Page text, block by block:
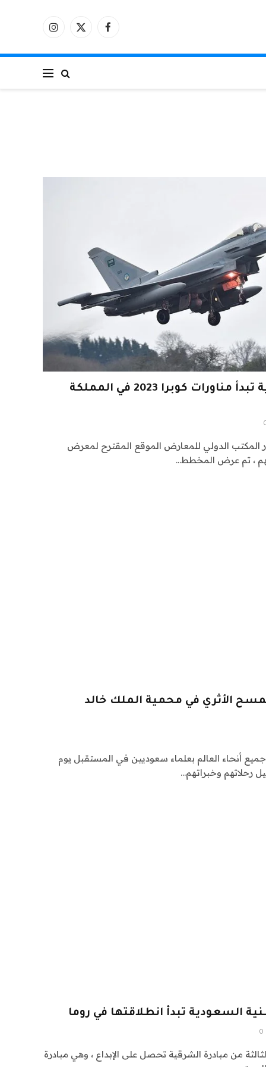
فيسبوكX
الانستغرام
القوات الجوية السعودية تبدأ مناورات كوبرا 2023 في المملكة
المكتب الدولي للمعارض الموقع المقترح لمعرض
الأثري في محمية الملك خالد
أنحاء العالم بعلماء سعوديين في المستقبل يوم
رحلاتهم وخبراتهم…
السعودية تبدأ انطلاقتها في روما
0
من مبادرة الشرقية تحصل على الإبداع ، وهي مبادرة